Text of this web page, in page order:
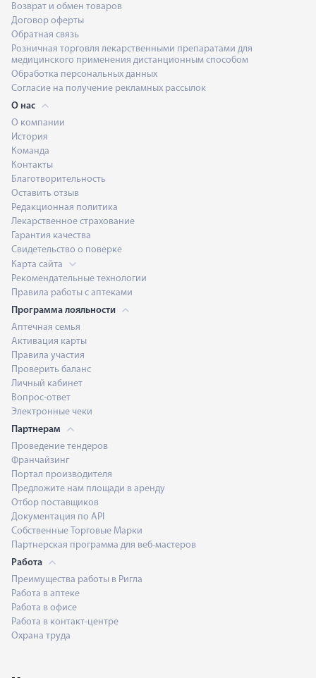
Возврат и обмен товаров
Договор оферты
Обратная связь
Розничная торговля лекарственными препаратами для
медицинского применения дистанционным способом
Обработка персональных данных
Согласие на получение рекламных рассылок
О нас
О компании
История
Команда
Контакты
Благотворительность
Оставить отзыв
Редакционная политика
Лекарственное страхование
Гарантия качества
Свидетельство о поверке
Карта сайта
Рекомендательные технологии
Правила работы с аптеками
Программа лояльности
Аптечная семья
Активация карты
Правила участия
Проверить баланс
Личный кабинет
Вопрос-ответ
Электронные чеки
Партнерам
Проведение тендеров
Франчайзинг
Портал производителя
Предложите нам площади в аренду
Отбор поставщиков
Документация по API
Собственные Торговые Марки
Партнерская программа для веб-мастеров
Работа
Преимущества работы в Ригла
Работа в аптеке
Работа в офисе
Работа в контакт-центре
Охрана труда